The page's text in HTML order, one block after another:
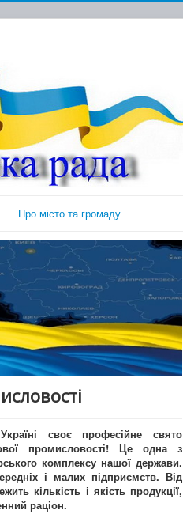
Про місто та громаду
своє професійне свято
промисловості! Це одна з
комплексу нашої держави.
і малих підприємств. Від
кількість і якість продукції,
раціон.